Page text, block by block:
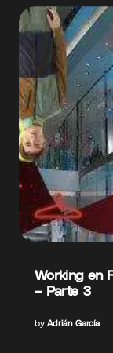
Working en
– Parte 3
by Adrián García